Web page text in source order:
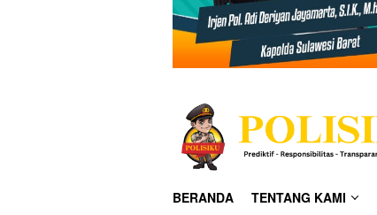
BERANDA TENTANG KAMI